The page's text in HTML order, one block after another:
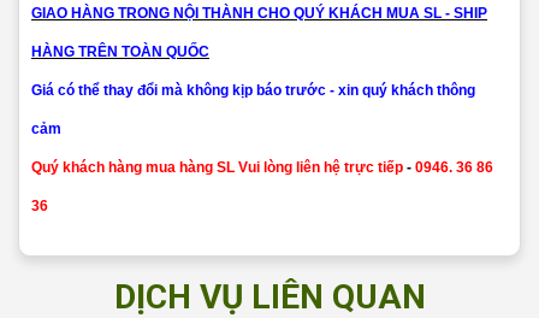
GIAO HÀNG TRONG NỘI THÀNH CHO QUÝ KHÁCH MUA SL - SHIP
HÀNG TRÊN TOÀN QUỐC
Giá có thể thay đổi mà không kịp báo trước - xin quý khách thông
cảm
Quý khách hàng mua hàng SL Vui lòng liên hệ trực tiếp - 0946. 36 86
36
DỊCH VỤ LIÊN QUAN